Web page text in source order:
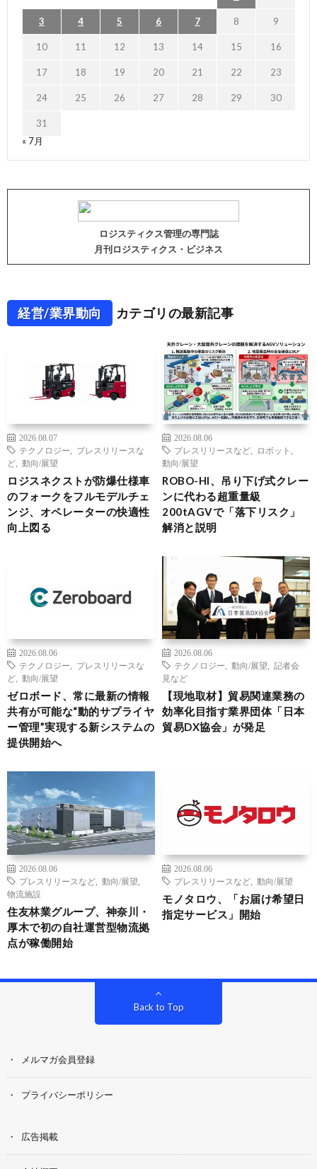
3 4 5 6 7 8 9
10 11 12 13 14 15 16
17 18 19 20 21 22 23
24 25 26 27 28 29 30
31
« 7月
ロジスティクス管理の専門誌
月刊ロジスティクス・ビジネス
経営/業界動向 カテゴリの最新記事
2026.08.07
テクノロジー
プレスリリースな
ど
動向/展望
ロジスネクストが防爆仕様車
のフォークをフルモデルチェ
ンジ、オペレーターの快適性
向上図る
2026.08.06
プレスリリースなど
ロボット
動向/展望
ROBO-HI、吊り下げ式クレー
ンに代わる超重量級
200tAGVで「落下リスク」
解消と説明
2026.08.06
テクノロジー
プレスリリースな
ど
動向/展望
ゼロボード、常に最新の情報
共有が可能な“動的サプライヤ
ー管理”実現する新システムの
提供開始へ
2026.08.06
テクノロジー
動向/展望
記者会
見など
【現地取材】貿易関連業務の
効率化目指す業界団体「日本
貿易DX協会」が発足
2026.08.06
プレスリリースなど
動向/展望
物流施設
住友林業グループ、神奈川・
厚木で初の自社運営型物流拠
点が稼働開始
2026.08.06
プレスリリースなど
動向/展望
モノタロウ、「お届け希望日
指定サービス」開始
Back to Top
メルマガ会員登録
プライバシーポリシー
広告掲載